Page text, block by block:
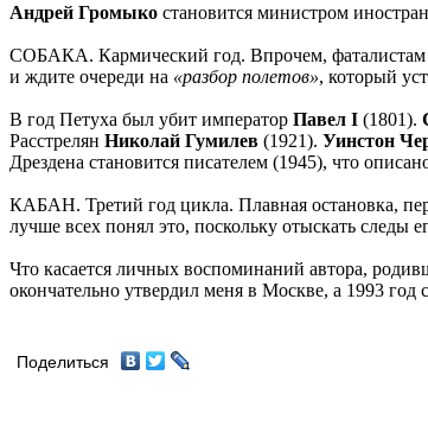
Андрей Громыко становится министром
СОБАКА. Кармический год. Впрочем, фаталистам
и ждите очереди на «разбор полетов», который
В год Петуха был убит император Павел I (1801).
Расстрелян Николай Гумилев (1921). Уинстон
Дрездена становится писателем (1945), что
КАБАН. Третий год цикла. Плавная остановка,
лучше всех понял это, поскольку отыскать следы
Что касается личных воспоминаний автора,
окончательно утвердил меня в Москве, а 1993
Поделиться